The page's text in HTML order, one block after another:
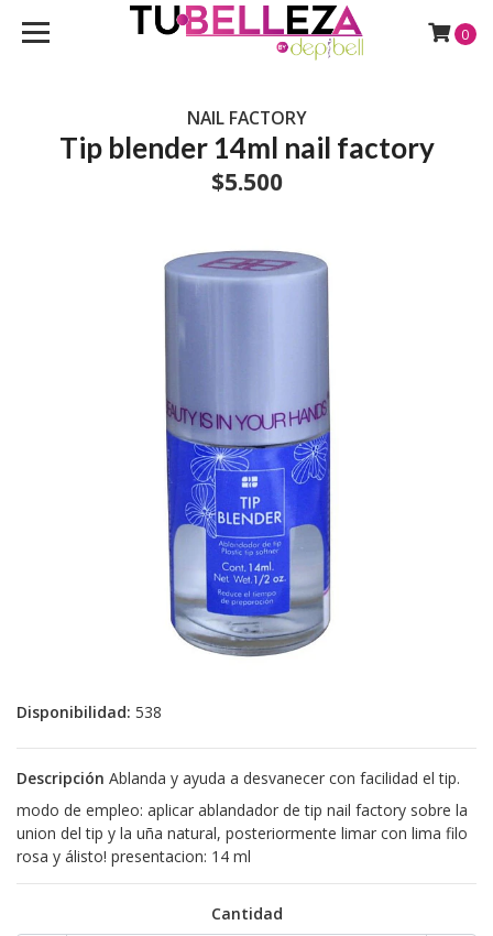
0
NAIL FACTORY
Tip blender 14ml nail factory
$5.500
Disponibilidad: 538
Descripción Ablanda y ayuda a desvanecer con facilidad el tip.
modo de empleo: aplicar ablandador de tip nail factory sobre la
union del tip y la uña natural, posteriormente limar con lima filo
rosa y álisto! presentacion: 14 ml
Cantidad